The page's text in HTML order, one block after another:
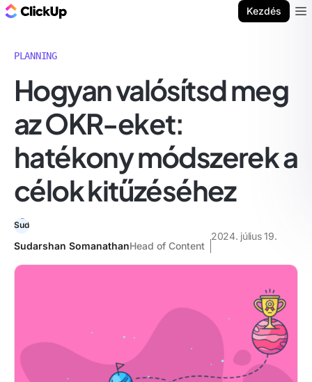
Kezdés
PLANNING
Hogyan valósítsd meg
az OKR-eket:
hatékony módszerek a
célok kitűzéséhez
Sudarshan SomanathanHead of Content
2024. július 19.